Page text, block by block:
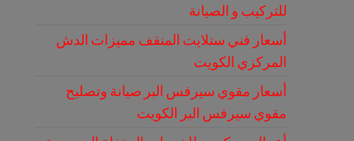
للتركيب و الصيانة
أسعار فني ستلايت المنقف مميزات الدش
المركزي الكويت
أسعار مقوي سيرفس البر صيانة وتصليح
مقوي سيرفس البر الكويت